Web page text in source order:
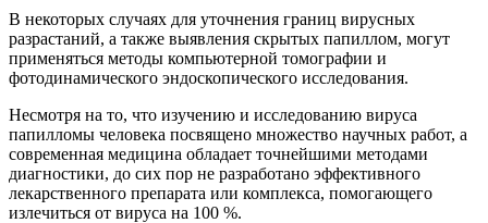
В некоторых случаях для уточнения границ вирусных
разрастаний, а также выявления скрытых папиллом, могут
применяться методы компьютерной томографии и
фотодинамического эндоскопического исследования.
Несмотря на то, что изучению и исследованию вируса
папилломы человека посвящено множество научных работ, а
современная медицина обладает точнейшими методами
диагностики, до сих пор не разработано эффективного
лекарственного препарата или комплекса, помогающего
излечиться от вируса на 100 %.